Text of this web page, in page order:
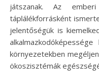
játszanak. Az
táplálékforrásként
jelentőségük is
környezetekben
ökoszisztémák